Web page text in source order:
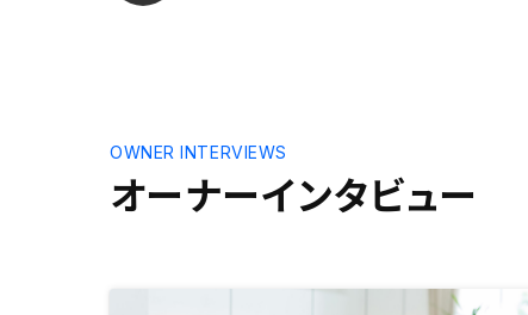
オーナーインタビュー
OWNER INTERVIEWS